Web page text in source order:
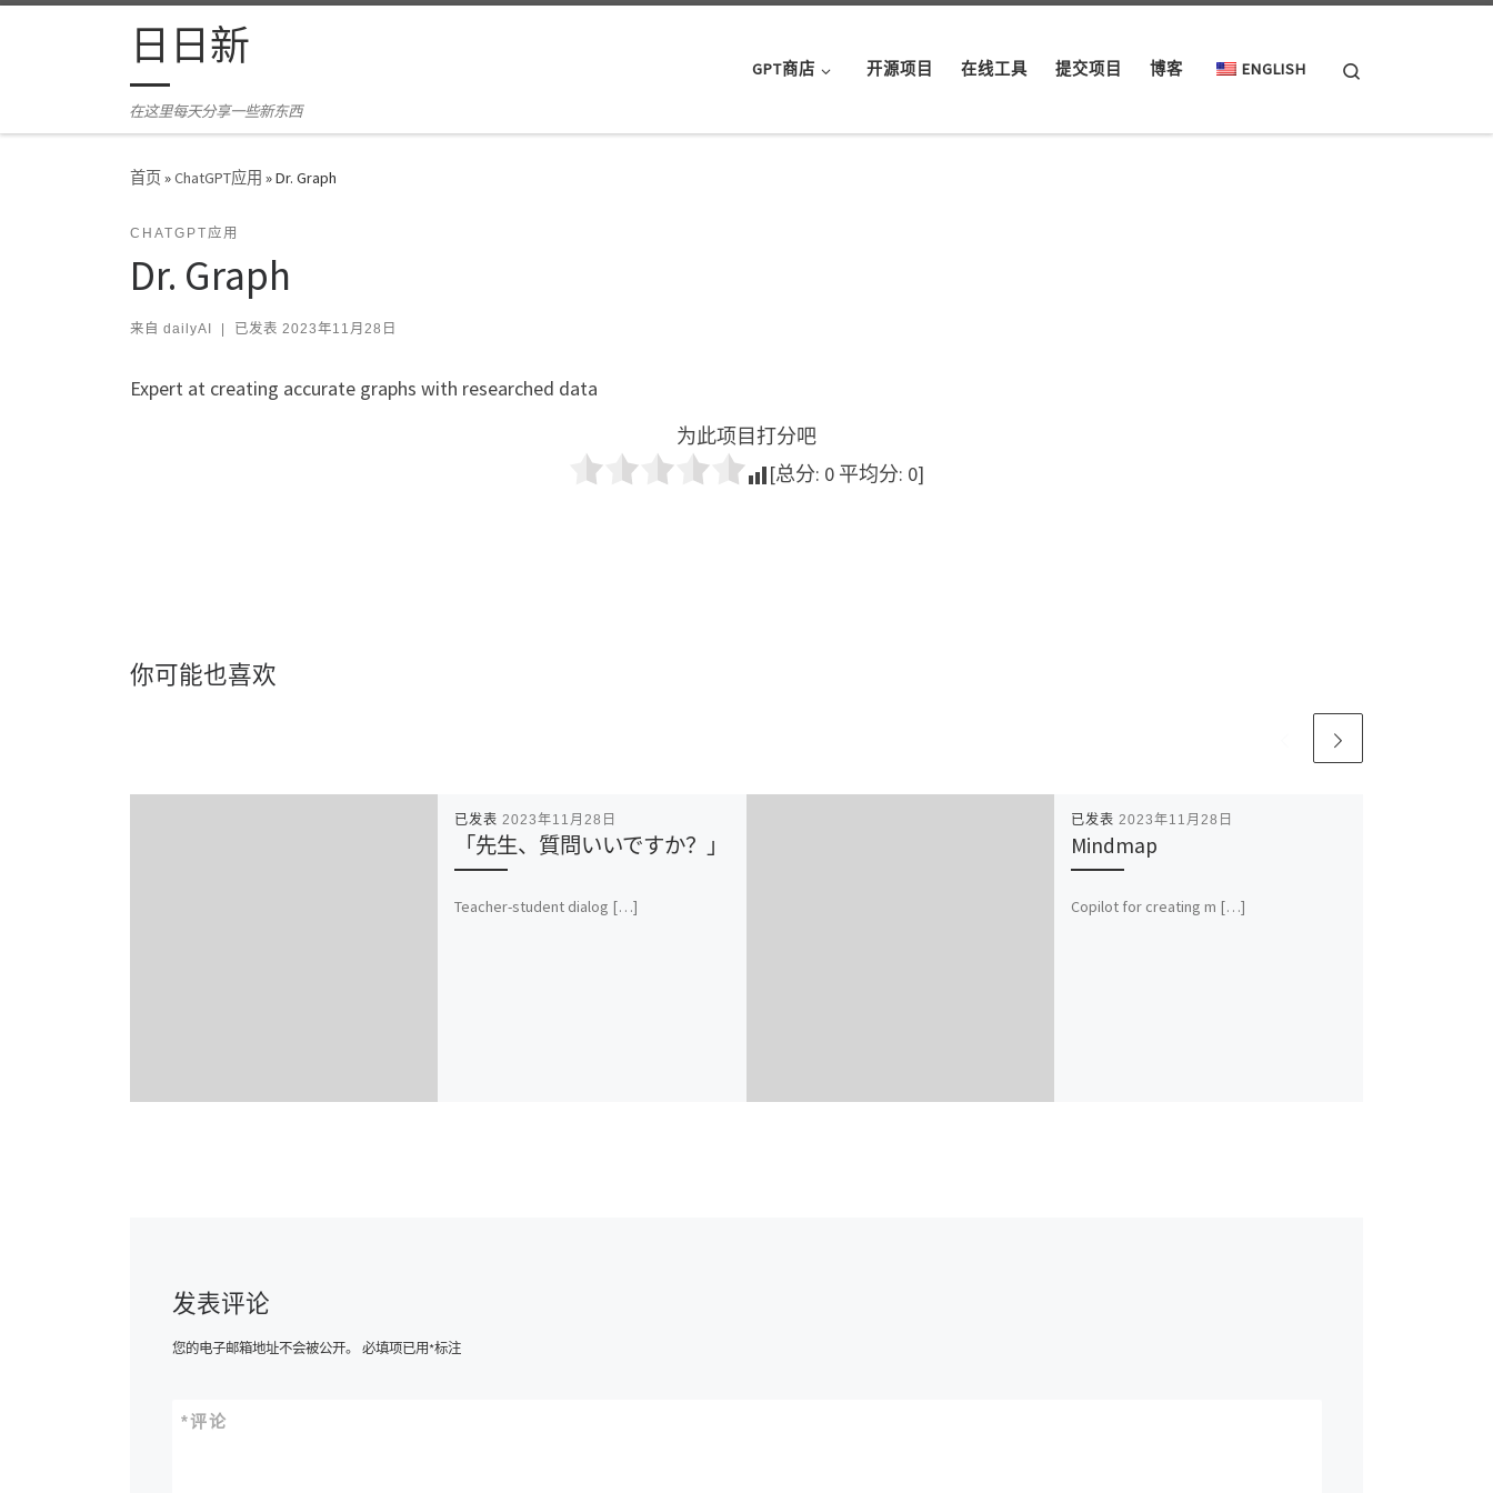
Skip to content日日新
在这里每天分享一些新东西
GPT商店 开源项目 在线工具 提交项目 博客 ENGLISH
首页»ChatGPT应用 »Dr. Graph
CHATGPT应用
Dr. Graph
来自 dailyAI 已发表 2023年11月28日
Expert at creating accurate graphs with researched data
为此项目打分吧
[总分: 0 平均分: 0]
你可能也喜欢
已发表 2023年11月28日
「先生、質問いいですか？」
Teacher-student dialog […]
已发表 2023年11月28日
Mindmap
Copilot for creating m […]
发表评论
您的电子邮箱地址不会被公开。 必填项已用*标注
评论
*